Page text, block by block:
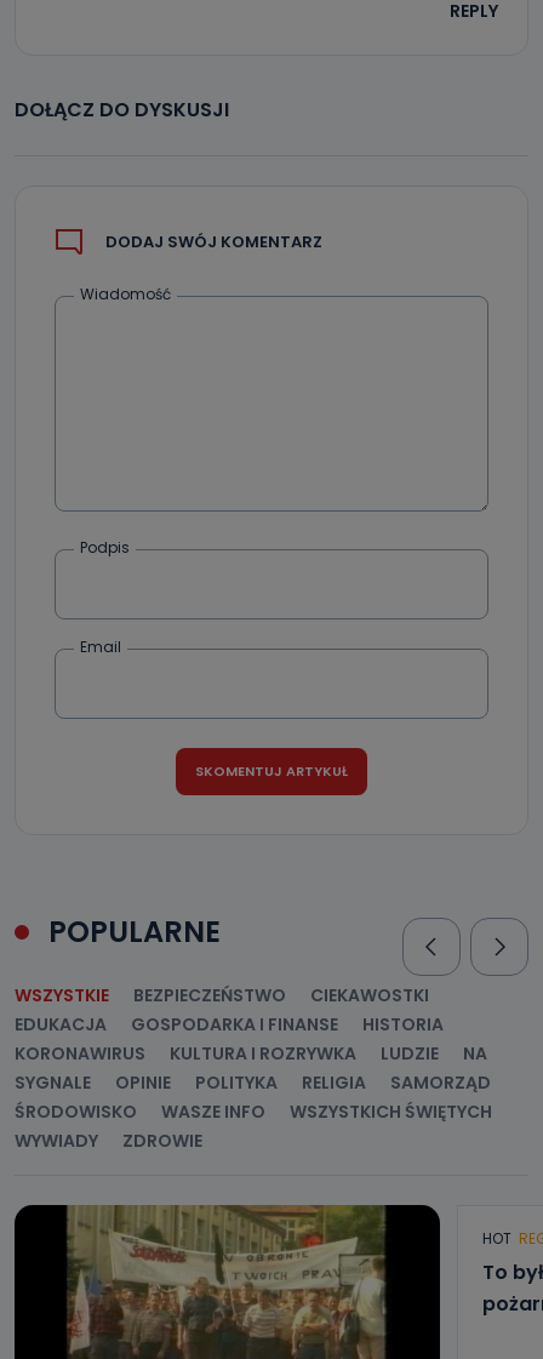
REPLY
DOŁĄCZ DO DYSKUSJI
DODAJ SWÓJ KOMENTARZ
Wiadomość
Podpis
Email
POPULARNE
WSZYSTKIE BEZPIECZEŃSTWO
CIEKAWOSTKI
EDUKACJA
GOSPODARKA I FINANSE
HISTORIA
KORONAWIRUS
KULTURA I ROZRYWKA LUDZIE
NA
SYGNALE
OPINIE POLITYKA RELIGIA
SAMORZĄD
ŚRODOWISKO
WASZE INFO
WSZYSTKICH ŚWIĘTYCH
WYWIADY
ZDROWIE
HOT
To